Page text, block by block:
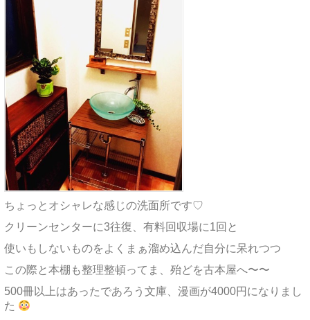
ちょっとオシャレな感じの洗面所です♡
クリーンセンターに3往復、有料回収場に1回と
使いもしないものをよくまぁ溜め込んだ自分に呆れつつ
この際と本棚も整理整頓ってま、殆どを古本屋へ〜〜
500冊以上はあったであろう文庫、漫画が4000円になりまし
た